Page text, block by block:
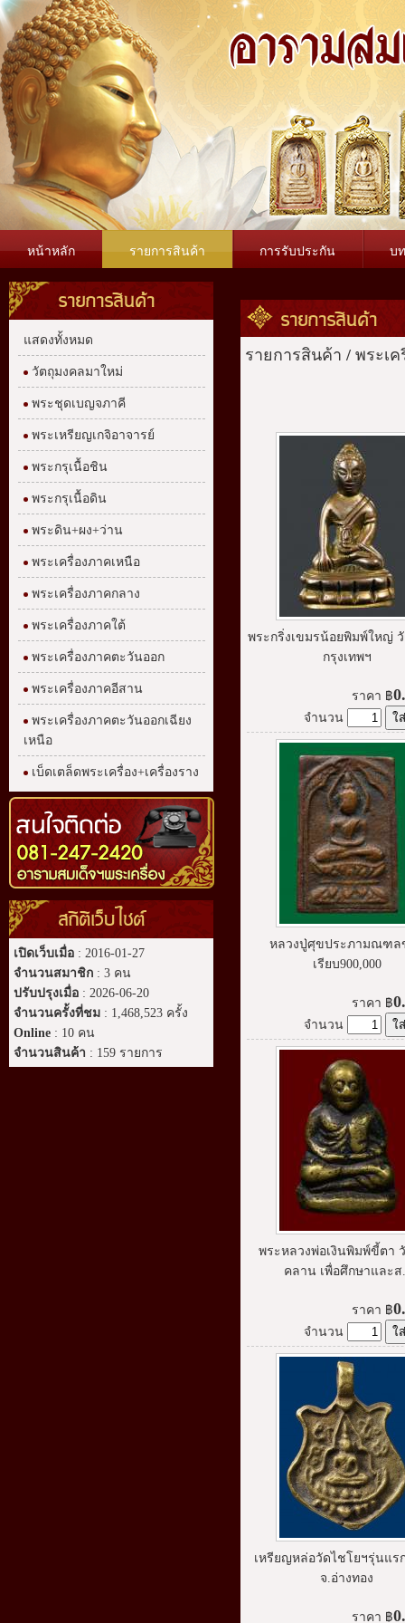
หน้าหลัก รายการสินค้า การรับประกัน บ
รายการสินค้า
แสดงทั้งหมด
วัตถุมงคลมาใหม่
พระชุดเบญจภาคี
พระเหรียญเกจิอาจารย์
พระกรุเนื้อชิน
พระกรุเนื้อดิน
พระดิน+ผง+ว่าน
พระเครื่องภาคเหนือ
พระเครื่องภาคกลาง
พระเครื่องภาคใต้
พระเครื่องภาคตะวันออก
พระเครื่องภาคอีสาน
พระเครื่องภาคตะวันออกเฉียง
เหนือ
เบ็ดเตล็ดพระเครื่อง+เครื่องราง
สถิติเว็บไซต์
เปิดเว็บเมื่อ : 2016-01-27
จำนวนสมาชิก : 3 คน
ปรับปรุงเมื่อ : 2026-06-20
จำนวนครั้งที่ชม : 1,468,523 ครั้ง
Online : 10 คน
จำนวนสินค้า : 159 รายการ
รายการสินค้า
รายการสินค้า / พระเ
พระกริ่งเขมรน้อยพิมพ์ใหญ่
กรุงเทพฯ
ราคา ฿
จำนวน
หลวงปู่ศุขประภามณฑล
เรียบ900,000
ราคา ฿
จำนวน
พระหลวงพ่อเงินพิมพ์ขี้ตา
คลาน เพื่อศึกษาและส
ราคา ฿
จำนวน
เหรียญหล่อวัดไชโยฯรุ่นแร
จ.อ่างทอง
ราคา ฿